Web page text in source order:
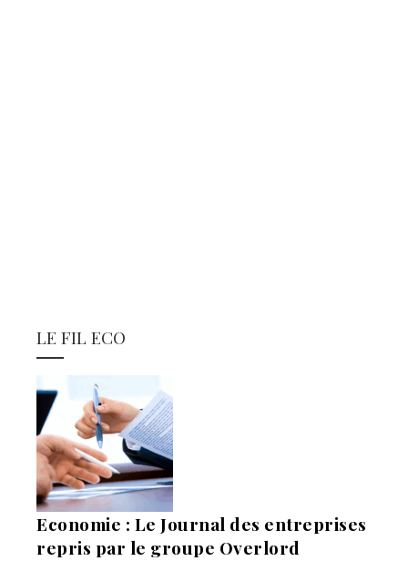
LE FIL ECO
Economie : Le Journal des entreprises
repris par le groupe Overlord